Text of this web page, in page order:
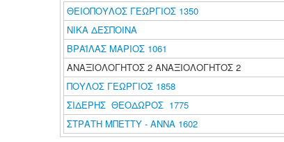
ΘΕΙΟΠΟΥΛΟΣ ΓΕΩΡΓΙΟΣ 1350
ΝΙΚΑ ΔΕΣΠΟΙΝΑ
ΒΡΑΪΛΑΣ ΜΑΡΙΟΣ 1061
ΑΝΑΞΙΟΛΟΓΗΤΟΣ 2 ΑΝΑΞΙΟΛΟΓΗΤΟΣ 2
ΠΟΥΛΟΣ ΓΕΩΡΓΙΟΣ 1858
ΣΙΔΕΡΗΣ ΘΕΟΔΩΡΟΣ 1775
ΣΤΡΑΤΗ ΜΠΕΤΤΥ - ΑΝΝΑ 1602